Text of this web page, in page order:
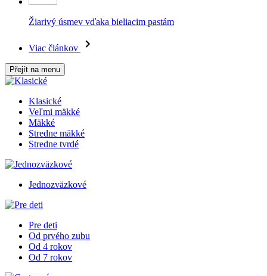
Žiarivý úsmev vďaka bieliacim pastám
Viac článkov
Přejít na menu
Klasické
Veľmi mäkké
Mäkké
Stredne mäkké
Stredne tvrdé
Jednozväzkové
Pre deti
Od prvého zubu
Od 4 rokov
Od 7 rokov